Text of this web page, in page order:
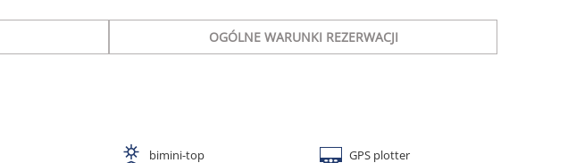
OGÓLNE WARUNKI REZERWACJI
bimini-top GPS plotter